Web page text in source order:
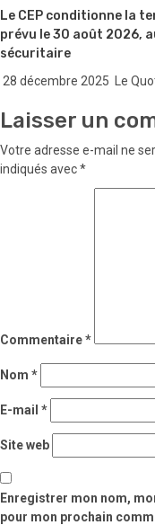
Le CEP conditionne la
prévu le 30 août 2026,
sécuritaire
28 décembre 2025 Le
Laisser un
Votre adresse e-mail ne
indiqués avec*
Commentaire*
Nom *
E-mail *
Site web
Enregistrer mon nom,
pour mon prochain